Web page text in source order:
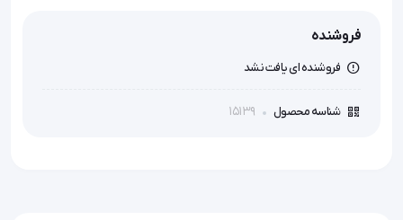
فروشنده
فروشنده ای یافت نشد
شناسه محصول 15139